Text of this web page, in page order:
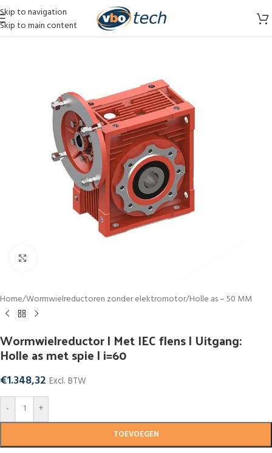
Skip to navigation
Skip to main content
Home/Wormwielreductoren zonder elektromotor/Holle as – 50 MM
Wormwielreductor | Met IEC flens | Uitgang:
Holle as met spie | i=60
€1.348,32 Excl. BTW
-
+
TOEVOEGEN